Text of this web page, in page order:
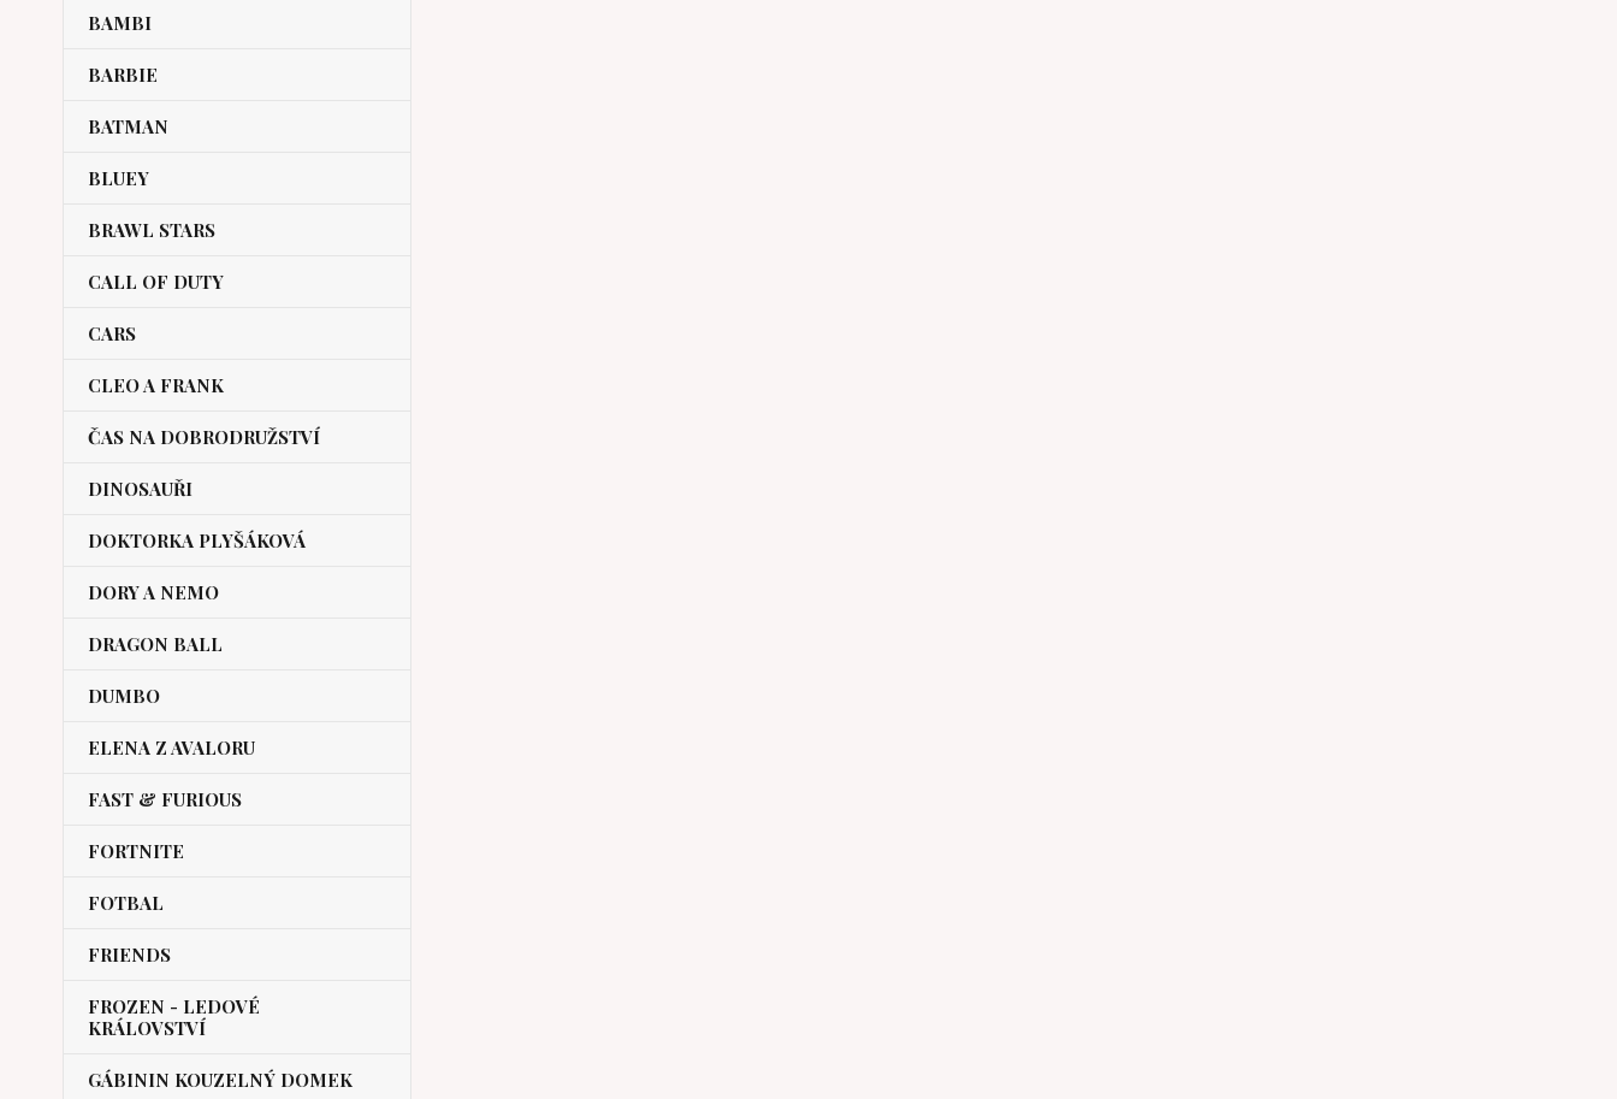
BAMBI
BARBIE
BATMAN
BLUEY
BRAWL STARS
CALL OF DUTY
CARS
CLEO A FRANK
ČAS NA DOBRODRUŽSTVÍ
DINOSAUŘI
DOKTORKA PLYŠÁKOVÁ
DORY A NEMO
DRAGON BALL
DUMBO
ELENA Z AVALORU
FAST & FURIOUS
FORTNITE
FOTBAL
FRIENDS
FROZEN - LEDOVÉ
KRÁLOVSTVÍ
GÁBININ KOUZELNÝ DOMEK